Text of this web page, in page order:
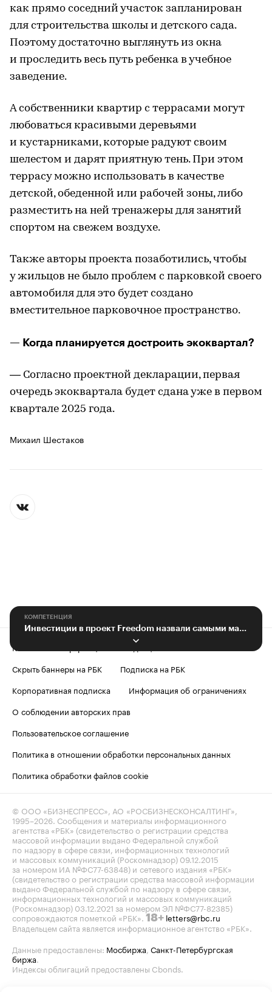
как прямо соседний участок запланирован
для строительства школы и детского сада.
Поэтому достаточно выглянуть из окна
и проследить весь путь ребенка в учебное
заведение.
А собственники квартир с террасами могут
любоваться красивыми деревьями
и кустарниками, которые радуют своим
шелестом и дарят приятную тень. При этом
террасу можно использовать в качестве
детской, обеденной или рабочей зоны, либо
разместить на ней тренажеры для занятий
спортом на свежем воздухе.
Также авторы проекта позаботились, чтобы
у жильцов не было проблем с парковкой своего
автомобиля для это будет создано
вместительное парковочное пространство.
— Когда планируется достроить экоквартал?
— Согласно проектной декларации, первая
очередь экоквартала будет сдана уже в первом
квартале 2025 года.
Михаил Шестаков
КОМПЕТЕНЦИЯ
Инвестиции в проект Freedom назвали самыми масштабными в регионе
Контактная информация
Редакция
Скрыть баннеры на РБК
Подписка на РБК
Корпоративная подписка
Информация об ограничениях
О соблюдении авторских прав
Пользовательское соглашение
Политика в отношении обработки персональных данных
Политика обработки файлов cookie
© ООО «БИЗНЕСПРЕСС», АО «РОСБИЗНЕСКОНСАЛТИНГ»,
1995–2026 . Сообщения и материалы информационного
агентства «РБК» (свидетельство о регистрации средства
массовой информации выдано Федеральной службой
по надзору в сфере связи, информационных технологий
и массовых коммуникаций (Роскомнадзор) 09.12.2015
за номером ИА №ФС77-63848) и сетевого издания «РБК»
(свидетельство о регистрации средства массовой информации
выдано Федеральной службой по надзору в сфере связи,
информационных технологий и массовых коммуникаций
(Роскомнадзор) 03.12.2021 за номером ЭЛ №ФС77-82385)
сопровождаются пометкой «РБК». 18+ letters@rbc.ru
Владельцем сайта является информационное агентство «РБК».
Данные предоставлены: Мосбиржа Санкт-Петербургская
биржа
Индексы облигаций предоставлены Cbonds.